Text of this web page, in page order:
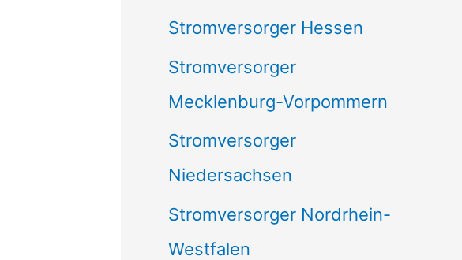
Stromversorger Hessen
Stromversorger
Mecklenburg-Vorpommern
Stromversorger
Niedersachsen
Stromversorger Nordrhein-
Westfalen